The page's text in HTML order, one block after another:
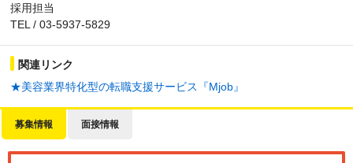
採用担当
TEL / 03-5937-5829
関連リンク
★美容業界特化型の転職支援サービス『Mjob』
募集情報 面接情報